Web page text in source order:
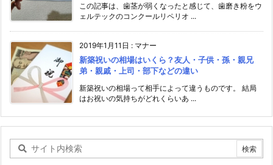
この記事は、歯茎が弱くなったと感じて、歯磨き粉をウ
ェルテックのコンクールリペリオ ...
2019年1月11日 : マナー
新築祝いの相場はいくら？友人・子供・孫・親兄
弟・親戚・上司・部下などの違い
新築祝いの相場って相手によって違うものです。 結局
はお祝いの気持ちがどれくらいあ ...